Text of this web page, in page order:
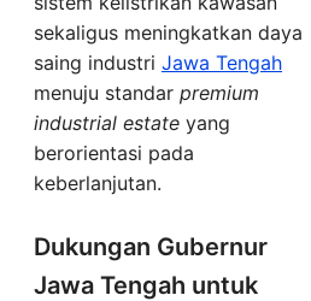
sekaligus meningkatkan daya
saing industri Jawa Tengah
menuju standar premium
industrial estate yang
berorientasi pada
keberlanjutan.
Dukungan Gubernur
Jawa Tengah untuk